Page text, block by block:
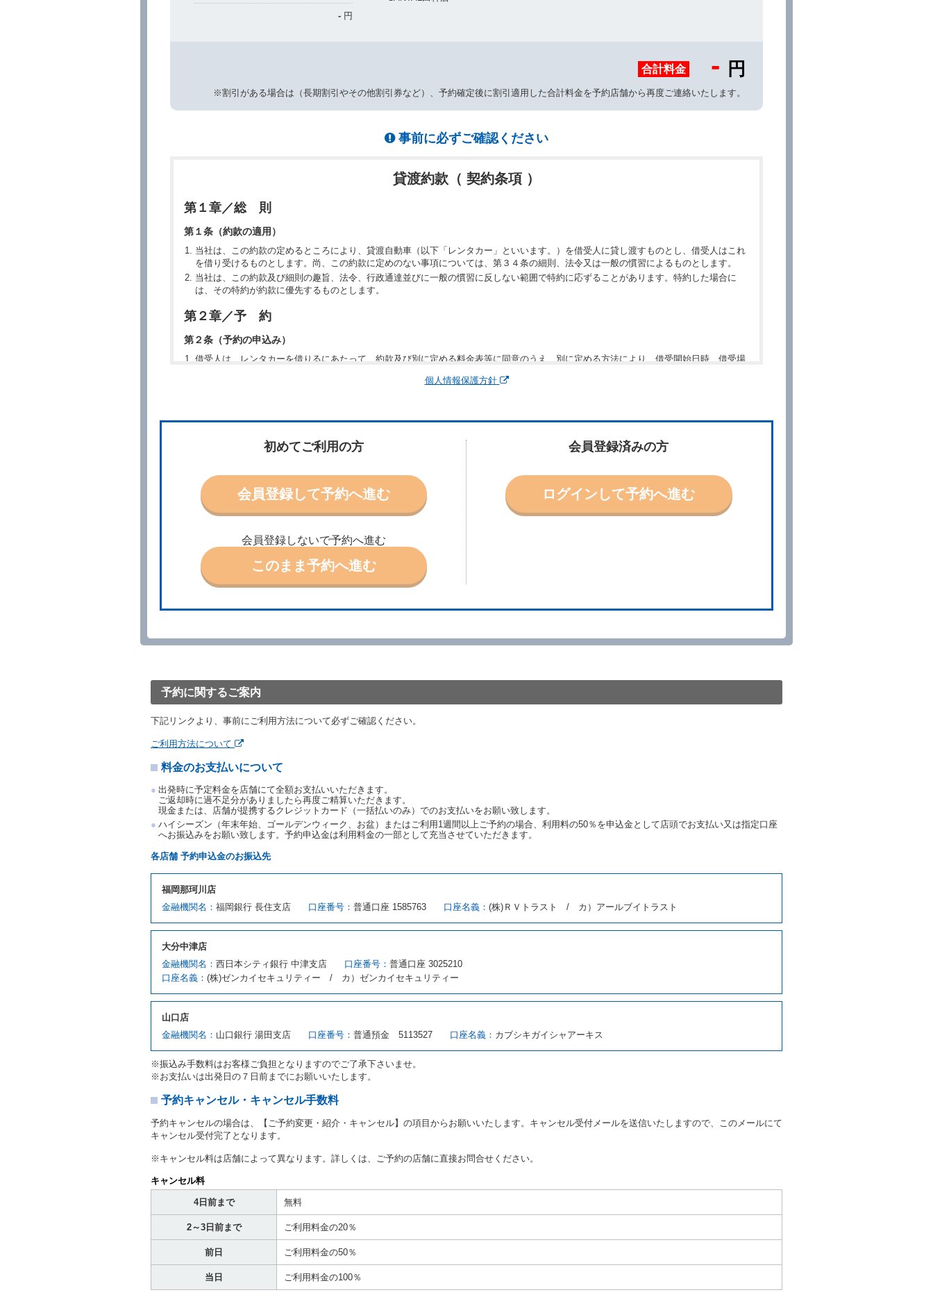
- 円
合計料金 - 円
※割引がある場合は（長期割引やその他割引券など）、予約確定後に割引適用した合計料金を予約店舗から再度ご連絡いたします。
事前に必ずご確認ください
貸渡約款（ 契約条項 ）
第１章／総 則
第１条（約款の適用）
当社は、この約款の定めるところにより、貸渡自動車（以下「レンタカー」といいます。）を借受人に貸し渡すものとし、借受人はこれ
を借り受けるものとします。尚、この約款に定めのない事項については、第３４条の細則、法令又は一般の慣習によるものとします。
当社は、この約款及び細則の趣旨、法令、行政通達並びに一般の慣習に反しない範囲で特約に応ずることがあります。特約した場合に
は、その特約が約款に優先するものとします。
第２章／予 約
第２条（予約の申込み）
借受人は、レンタカーを借りるにあたって、約款及び別に定める料金表等に同意のうえ、別に定める方法により、借受開始日時、借受場
予約の申込みを行うことができます。なお、当社は、電話連絡並びに電子メールによる予約に応じますが、予約内容と実際に相違があっ
場合、借受人は、当社が特に認める場合を除き、別に定める予約申込金を支払うものとします。
第３条（予約の変更）
借受人は、前条第１項の借受条件を変更しようとするときは、あらかじめ当社の承諾を受けなければならないものとします。
第４条（予約の取消し等）
借受人は、別に定める方法により予約を取り消すことができます。
借受人が、借受人の都合により予約した借受開始時刻を１時間以上経過してもレンタカー貸渡契約（以下「貸渡契約」といいます。）締
結手続きに着手しなかったときは、予約が取り消されたものとします。
前２項の場合、借受人は、別に定めるところにより予約取消手数料を当社に支払うものとし、当社は、この予約取消手数料の支払いがあ
ったときは、受領済の予約申込金を借受人に返還するものとします。
当社の都合により、予約が取り消されたとき、又は貸渡契約が締結されなかったときは、当社は受領済の予約申込金を返還するものとし
ます。
きは、予約は取り消されたものとします。この場合、当社は受領済の予約申込金を返還するものとします。
当社は、借受人から予約のあった車種クラスのレンタカーを貸し渡すことができないときは、予約と異なる車種クラスのレンタカー（以
渡すものとします。なお、代替レンタカーの貸渡料金が予約された車種クラスの貸渡料金より高くなるときは、予約した車種クラスの貸
渡料金によるものとし、予約された車種クラスの貸渡料金より低くなるときは、当該代替レンタカーの車種クラスの貸渡料金によるもの
借受人は、第１項の代替レンタカーの貸渡しの申入れを拒絶し、予約を取り消すことができるものとします。
前項の場合、第１項の貸渡しをすることができない原因が、当社の責に帰する事由によるときには第４条第４項の予約の取消しとして取
第３項の場合、第１項の貸渡しをすることができない原因が、当社の責に帰さない事由による時には第４条第５項の予約の取消しとして
第６条（免責）
当社及び借受人は、予約が取り消され、又は貸渡契約が締結されなかったことについて、第４条及び第５条に定める場合を除き、相互に
何らの請求をしないものとします。
第３章／貸 渡 し
ます。ただし、貸し渡すことができるレンタカーがない場合又は借受人若しくは運転者が第８条第１項若しくは第２項各号のいずれかに
該当する場合を除きます。
貸渡契約を締結した場合、借受人は当社に第１0条第１項に定める貸渡料金を支払うものとします。
運転者は、貸渡契約の締結にあたり、約款及び細則で運転者の義務と定められた事項を遵守するものとします。
当社は、監督官庁の基本通達（注１）に基づき、貸渡簿(貸渡原票)及び第１３条第１項に規定する貸渡証に運転者の氏名、住所、運転免
許の種類及び運転免許証（注２）の番号を記載し、又は運転者の運転免許証の写しを添付するため、貸渡契約の締結にあたり、借受人に
対し、借受人の指定する運転者（以下「運転者」といいます。）の運転免許証の提示を求めるほか、その写しの提出を求めることがあり
注１）監督官庁の基本通達とは、国土交通省自動車交通局長通達「レンタカーに関する基本通達」（自旅第138号 平成7年6月13日）の
転免許証をいいます。
当社は、貸渡契約の締結にあたり、借受人及び運転者に対し、運転免許証のほかに本人確認ができる書類の提示を求め、及び提出された
書類の写しをとることがあります。
当社は、貸渡契約の締結にあたり、借受人に対し、クレジットカード若しくは現金による支払いを求め、又はその他の支払方法を指定す
ることがあります。
借受人は契約後の借受期間の延長はできないものとします。
当社は、借受人又は運転者が前3項に従わない場合は、貸渡契約の締結を拒絶するとともに、予約を取消すことができるものとします。
なお、この場合の予約申込金等の扱いについては、第4条第5項を適用するものとします。
第８条（貸渡契約の締結の拒絶）
借受人（運転者）が次の各号のいずれかに該当するときは、貸渡契約を締結することができないものとします。
① 貸し渡すレンタカーの運転に必要な運転免許証を有していないとき、又は運転免許証の提示をせず、もしくは当社が求めたにもかか
わらず、その運転者の運転免許証の写しの提出に同意しないとき。 ② 酒気を帯びていると認められるとき。
③ 麻薬、覚せい剤、シンナー、危険ドラッグ等による中毒症状等を呈していると認められるとき。
④ チャイルドシートがないにもかかわらず６才未満の幼児を同乗させるとき。
⑤ 指定暴力団若しくは指定暴力団関係団体の構成員若しくは関係者又はその他の反社会的組織に属している者であると認められると
き。
個人情報保護方針
初めてご利用の方
会員登録して予約へ進む
会員登録しないで予約へ進む
このまま予約へ進む
会員登録済みの方
ログインして予約へ進む
予約に関するご案内
下記リンクより、事前にご利用方法について必ずご確認ください。
ご利用方法について
料金のお支払いについて
出発時に予定料金を店舗にて全額お支払いいただきます。
ご返却時に過不足分がありましたら再度ご精算いただきます。
現金または、店舗が提携するクレジットカード（一括払いのみ）でのお支払いをお願い致します。
ハイシーズン（年末年始、ゴールデンウィーク、お盆）またはご利用1週間以上ご予約の場合、利用料の50％を申込金として店頭でお支払い又は指定口座
へお振込みをお願い致します。予約申込金は利用料金の一部として充当させていただきます。
各店舗 予約申込金のお振込先
福岡那珂川店
金融機関名： 福岡銀行 長住支店 口座番号： 普通口座 1585763 口座名義： (株)ＲＶトラスト / カ）アールブイトラスト
大分中津店
金融機関名： 西日本シティ銀行 中津支店 口座番号： 普通口座 3025210
口座名義： (株)ゼンカイセキュリティー / カ）ゼンカイセキュリティー
山口店
金融機関名： 山口銀行 湯田支店 口座番号： 普通預金 5113527 口座名義： カブシキガイシャアーキス
※振込み手数料はお客様ご負担となりますのでご了承下さいませ。
※お支払いは出発日の７日前までにお願いいたします。
予約キャンセル・キャンセル手数料
予約キャンセルの場合は、【ご予約変更・紹介・キャンセル】の項目からお願いいたします。キャンセル受付メールを送信いたしますので、このメールにて
キャンセル受付完了となります。
※キャンセル料は店舗によって異なります。詳しくは、ご予約の店舗に直接お問合せください。
キャンセル料
4日前まで 無料
2～3日前まで ご利用料金の20％
前日 ご利用料金の50％
当日 ご利用料金の100％